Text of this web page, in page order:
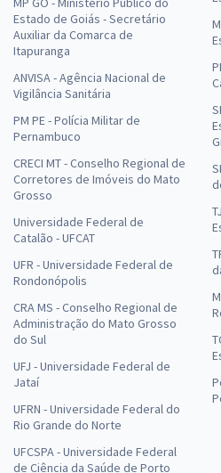
Prefeitura de Uberlândia - MG -
Cargo de Fiscal Sanitário/
ou 12x de
R$
Economize R$
Prefeitura de Uberlândia - MG -
Cargo de Técnico em
à
R$
Economize R$
Estado de Goiás - Secretário
Auxiliar da Comarca de
Itapuranga
ANVISA - Agência Nacional de
Vigilância Sanitária
PM PE - Polícia Militar de
Pernambuco
CRECI MT - Conselho Regional de
Corretores de Imóveis do Mato
Grosso
Universidade Federal de
Catalão - UFCAT
UFR - Universidade Federal de
Rondonópolis
CRA MS - Conselho Regional de
Administração do Mato Grosso
do Sul
UFJ - Universidade Federal de
Jataí
UFRN - Universidade Federal do
Rio Grande do Norte
UFCSPA - Universidade Federal
de Ciência da Saúde de Porto